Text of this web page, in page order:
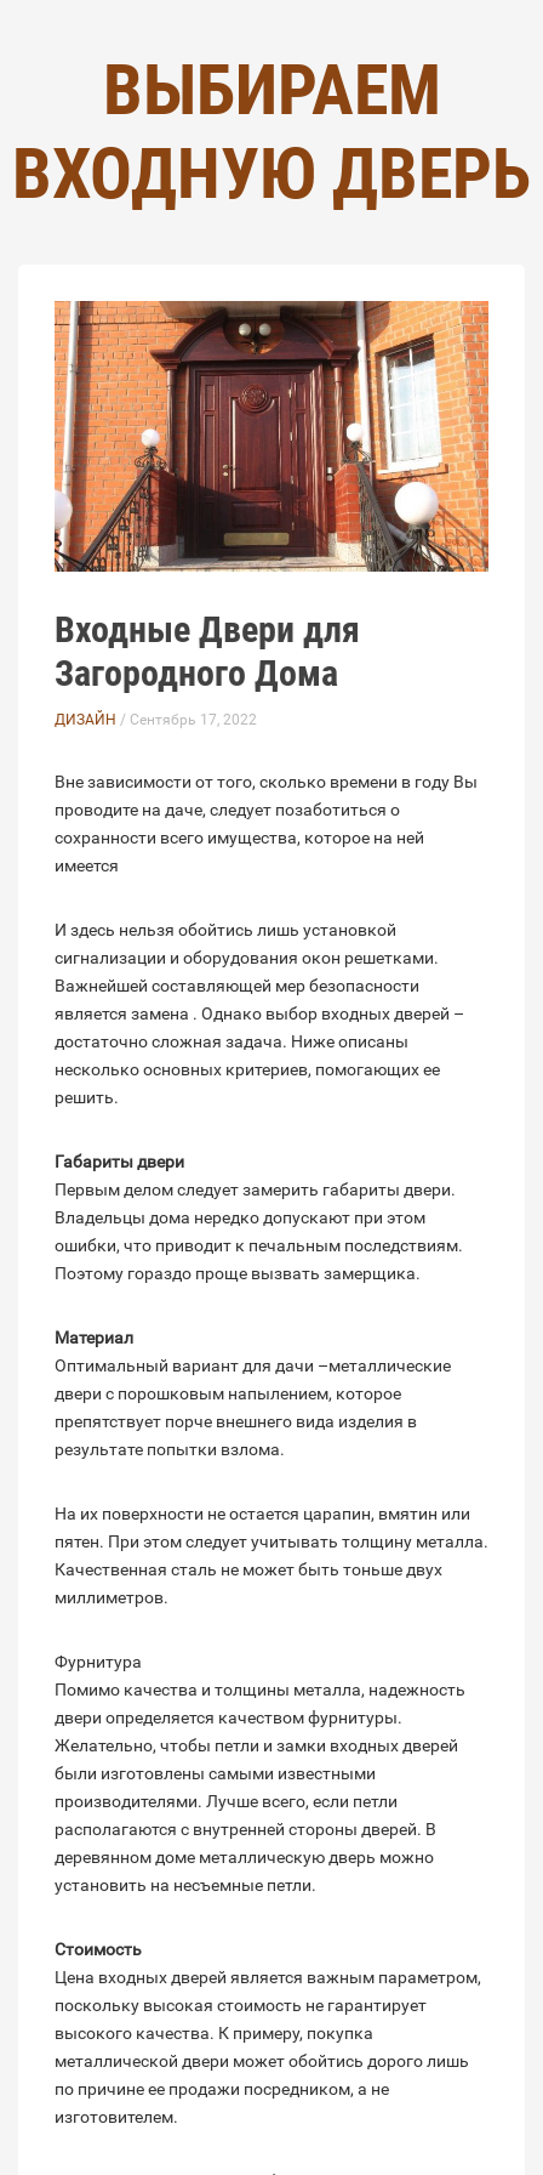
ВЫБИРАЕМ
ВХОДНУЮ ДВЕРЬ
Входные Двери для
Загородного Дома
ДИЗАЙН / Сентябрь 17, 2022
Вне зависимости от того, сколько времени в году Вы
проводите на даче, следует позаботиться о
сохранности всего имущества, которое на ней
имеется
И здесь нельзя обойтись лишь установкой
сигнализации и оборудования окон решетками.
Важнейшей составляющей мер безопасности
является замена . Однако выбор входных дверей –
достаточно сложная задача. Ниже описаны
несколько основных критериев, помогающих ее
решить.
Габариты двери
Первым делом следует замерить габариты двери.
Владельцы дома нередко допускают при этом
ошибки, что приводит к печальным последствиям.
Поэтому гораздо проще вызвать замерщика.
Материал
Оптимальный вариант для дачи –металлические
двери с порошковым напылением, которое
препятствует порче внешнего вида изделия в
результате попытки взлома.
На их поверхности не остается царапин, вмятин или
пятен. При этом следует учитывать толщину металла.
Качественная сталь не может быть тоньше двух
миллиметров.
Фурнитура
Помимо качества и толщины металла, надежность
двери определяется качеством фурнитуры.
Желательно, чтобы петли и замки входных дверей
были изготовлены самыми известными
производителями. Лучше всего, если петли
располагаются с внутренней стороны дверей. В
деревянном доме металлическую дверь можно
установить на несъемные петли.
Стоимость
Цена входных дверей является важным параметром,
поскольку высокая стоимость не гарантирует
высокого качества. К примеру, покупка
металлической двери может обойтись дорого лишь
по причине ее продажи посредником, а не
изготовителем.